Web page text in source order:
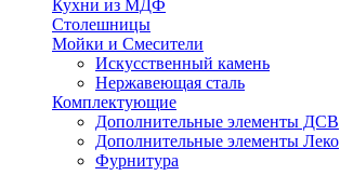
Кухни из МДФ
Столешницы
Мойки и Смесители
Искусственный камень
Нержавеющая сталь
Комплектующие
Дополнительные элементы ДСВ
Дополнительные элементы Леко
Фурнитура